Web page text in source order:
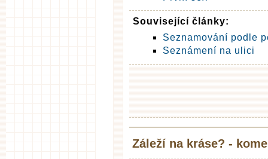
Související články:
Seznamování podle
Seznámení na ulici
Záleží na kráse? -